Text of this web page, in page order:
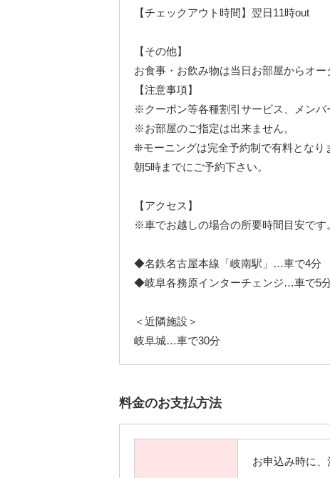
【チェックアウト時間】翌日11時out
【その他】
お食事・お飲み物は当日お部屋からオー
【注意事項】
※クーポン等各種割引サービス、メンバ
※お部屋のご指定は出来ません。
❊モーニングは完全予約制で有料となり
朝5時までにご予約下さい。
【アクセス】
※車でお越しの場合の所要時間目安です
◆名鉄名古屋本線「岐南駅」…車で4分
◆岐阜各務原インターチェンジ…車で5
＜近隣施設＞
岐阜城…車で30分
料金のお支払方法
お申込み時に、